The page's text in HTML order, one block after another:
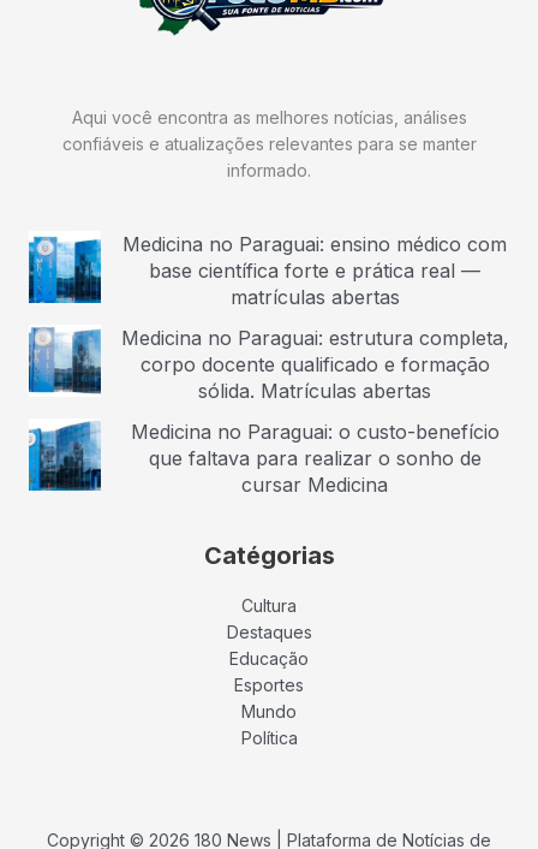
Aqui você encontra as melhores notícias, análises
confiáveis e atualizações relevantes para se manter
informado.
Medicina no Paraguai: ensino médico com
base científica forte e prática real —
matrículas abertas
Medicina no Paraguai: estrutura completa,
corpo docente qualificado e formação
sólida. Matrículas abertas
Medicina no Paraguai: o custo-benefício
que faltava para realizar o sonho de
cursar Medicina
Catégorias
Cultura
Destaques
Educação
Esportes
Mundo
Política
Copyright © 2026 180 News | Plataforma de Notícias de